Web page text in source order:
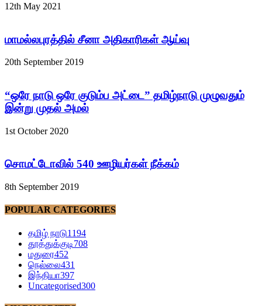
12th May 2021
மாமல்லபுரத்தில் சீனா அதிகாரிகள் ஆய்வு
20th September 2019
“ஒரே நாடு ஒரே குடும்ப அட்டை” தமிழ்நாடு முழுவதும்
இன்று முதல் அமல்
1st October 2020
சொமட்டோவில் 540 ஊழியர்கள் நீக்கம்
8th September 2019
POPULAR CATEGORIES
தமிழ் நாடு1194
தூத்துக்குடி708
மதுரை452
நெல்லை431
இந்தியா397
Uncategorised300